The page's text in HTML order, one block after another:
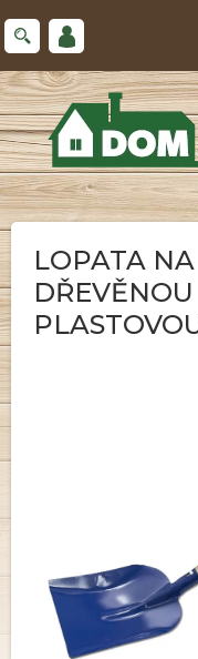
na
obsah
LOPATA